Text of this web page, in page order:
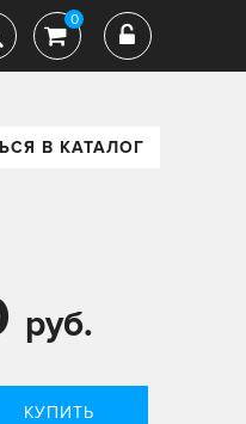
0
В КАТАЛОГ
руб.
КУПИТЬ